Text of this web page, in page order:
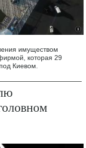
имуществом
которая 29
Киевом.